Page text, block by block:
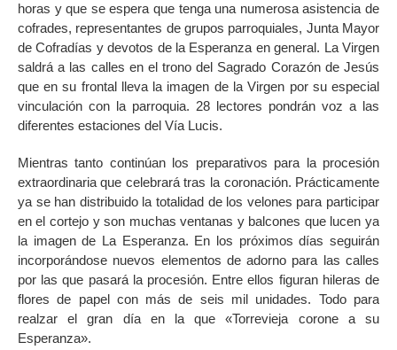
horas y que se espera que tenga una numerosa asistencia de
cofrades, representantes de grupos parroquiales, Junta Mayor
de Cofradías y devotos de la Esperanza en general. La Virgen
saldrá a las calles en el trono del Sagrado Corazón de Jesús
que en su frontal lleva la imagen de la Virgen por su especial
vinculación con la parroquia. 28 lectores pondrán voz a las
diferentes estaciones del Vía Lucis.
Mientras tanto continúan los preparativos para la procesión
extraordinaria que celebrará tras la coronación. Prácticamente
ya se han distribuido la totalidad de los velones para participar
en el cortejo y son muchas ventanas y balcones que lucen ya
la imagen de La Esperanza. En los próximos días seguirán
incorporándose nuevos elementos de adorno para las calles
por las que pasará la procesión. Entre ellos figuran hileras de
flores de papel con más de seis mil unidades. Todo para
realzar el gran día en la que «Torrevieja corone a su
Esperanza».